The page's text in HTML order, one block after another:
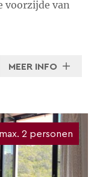
voorzijde van
MEER INFO
max. 2 personen